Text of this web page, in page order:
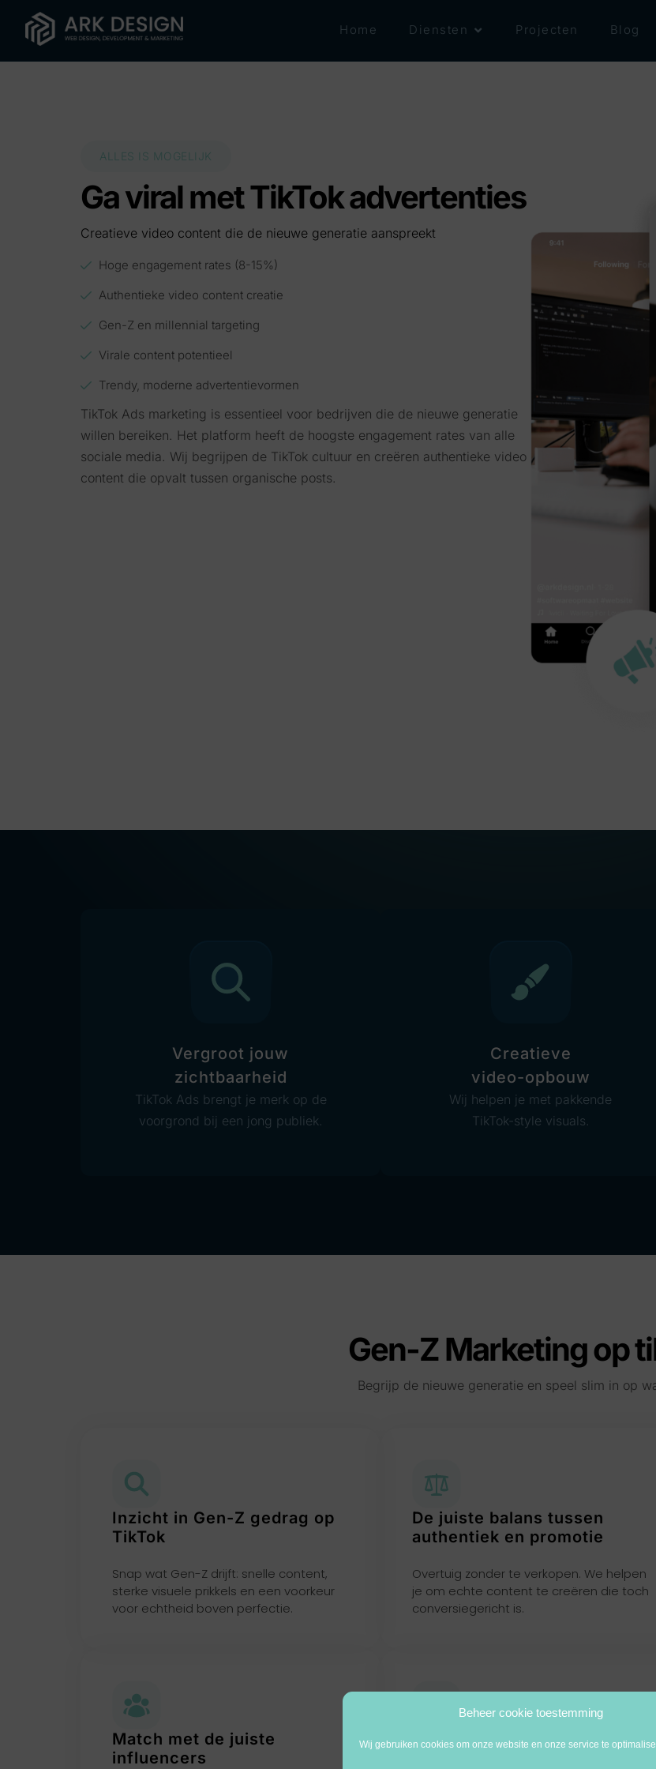
Beheer cookie toestemming
Wij gebruiken cookies om onze website en onze service te
Home Diensten Projecten Blog
ALLES IS MOGELIJK
Ga viral met TikTok advertenties
Creatieve video content die de nieuwe generatie aanspreekt
Hoge engagement rates (8-15%)
Authentieke video content creatie
Gen-Z en millennial targeting
Virale content potentieel
Trendy, moderne advertentievormen
TikTok Ads marketing is essentieel voor bedrijven die de nieuwe generatie
willen bereiken. Het platform heeft de hoogste engagement rates van alle
sociale media. Wij begrijpen de TikTok cultuur en creëren authentieke video
content die opvalt tussen organische posts.
Vergroot jouw
zichtbaarheid
TikTok Ads brengt je merk op de
voorgrond bij een jong publiek.
Creatieve
video-opbouw
Wij helpen je met pakkende
TikTok-style visuals.
Gen-Z Marketing op
Begrijp de nieuwe generatie en speel slim in op
Inzicht in Gen-Z gedrag op
TikTok
Snap wat Gen-Z drijft: snelle content,
sterke visuele prikkels en een voorkeur
voor echtheid boven perfectie.
De juiste balans tussen
authentiek en promotie
Overtuig zonder te verkopen. We helpen
je om echte content te creëren die toch
conversiegericht is.
Match met de juiste
influencers
Contentformats die werken